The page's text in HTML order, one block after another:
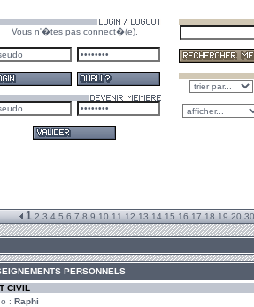
Vous n'�tes pas connect�(e).
1 2 3 4 5 6 7 8 9 10 11 12 13 14 15 16 17 18 19 20 30
PERSONNELS
CIVIL
: Raphi